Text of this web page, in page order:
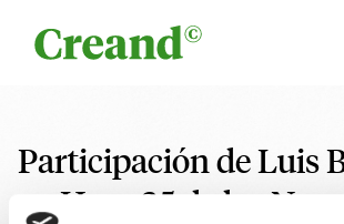
Participación de Luis
en Hora 25 de los